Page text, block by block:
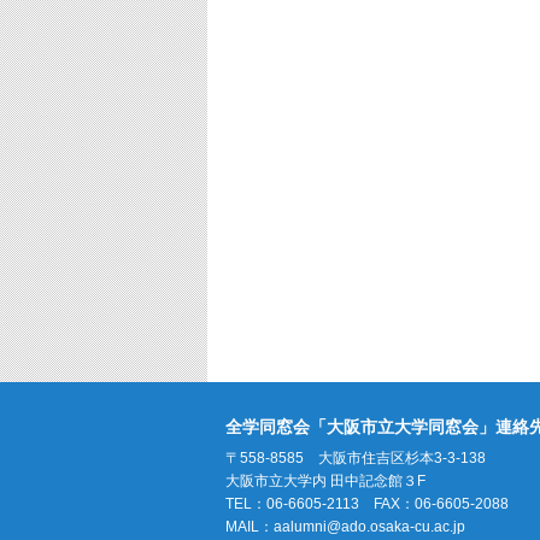
全学同窓会「大阪市立大学同窓会」連絡
〒558-8585 大阪市住吉区杉本3-3-138
大阪市立大学内 田中記念館３F
TEL：06-6605-2113 FAX：06-6605-2088
MAIL： aalumni@ado.osaka-cu.ac.jp